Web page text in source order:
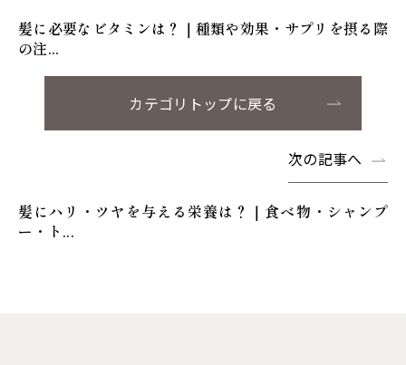
髪に必要なビタミンは？｜種類や効果・サプリを摂る際
の注...
カテゴリトップに戻る
次の記事へ
髪にハリ・ツヤを与える栄養は？｜食べ物・シャンプ
ー・ト...